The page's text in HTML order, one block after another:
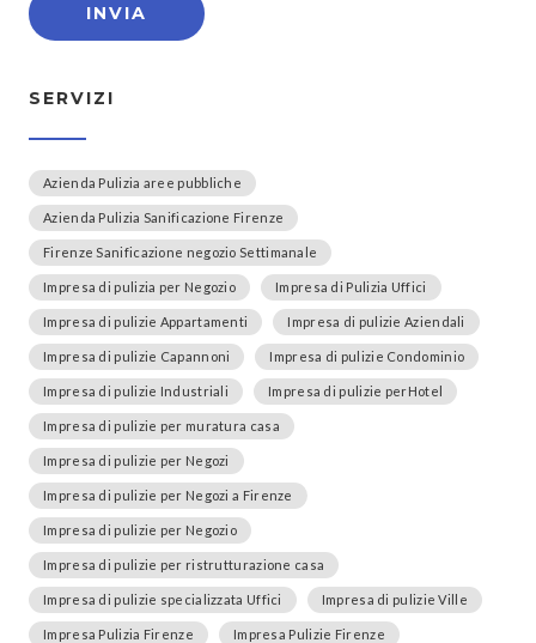
SERVIZI
Azienda Pulizia aree pubbliche
Azienda Pulizia Sanificazione Firenze
Firenze Sanificazione negozio Settimanale
Impresa di pulizia per Negozio Impresa di Pulizia Uffici
Impresa di pulizie Appartamenti Impresa di pulizie Aziendali
Impresa di pulizie Capannoni Impresa di pulizie Condominio
Impresa di pulizie Industriali Impresa di pulizie perHotel
Impresa di pulizie per muratura casa
Impresa di pulizie per Negozi
Impresa di pulizie per Negozi a Firenze
Impresa di pulizie per Negozio
Impresa di pulizie per ristrutturazione casa
Impresa di pulizie specializzata Uffici Impresa di pulizie Ville
Impresa Pulizia Firenze Impresa Pulizie Firenze